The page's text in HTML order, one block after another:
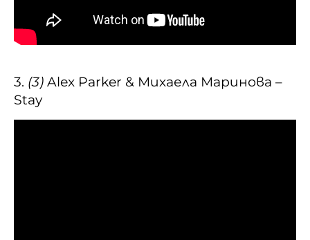
3. (3) Alex Parker & Михаела Маринова –
Stay